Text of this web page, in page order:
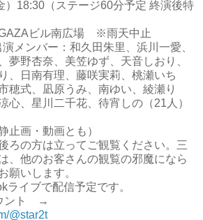
）18:30（ステージ60分予定 終演後特
GAZAビル南広場 ※雨天中止
メンバー：和久田朱里、浜川一愛、
夢野杏奈、美笠ゆず、天音しおり、
、日南有理、藤咲実莉、桃瀬いち
穂式、凪原うみ、南ゆい、綾瀬り
心、星川二千花、待宵しの（21人）
画・動画とも）
ろの方は立ってご観覧ください。三
、他のお客さんの観覧の邪魔になら
願いします。
ライブで配信予定です。
ウント →
@star2t_